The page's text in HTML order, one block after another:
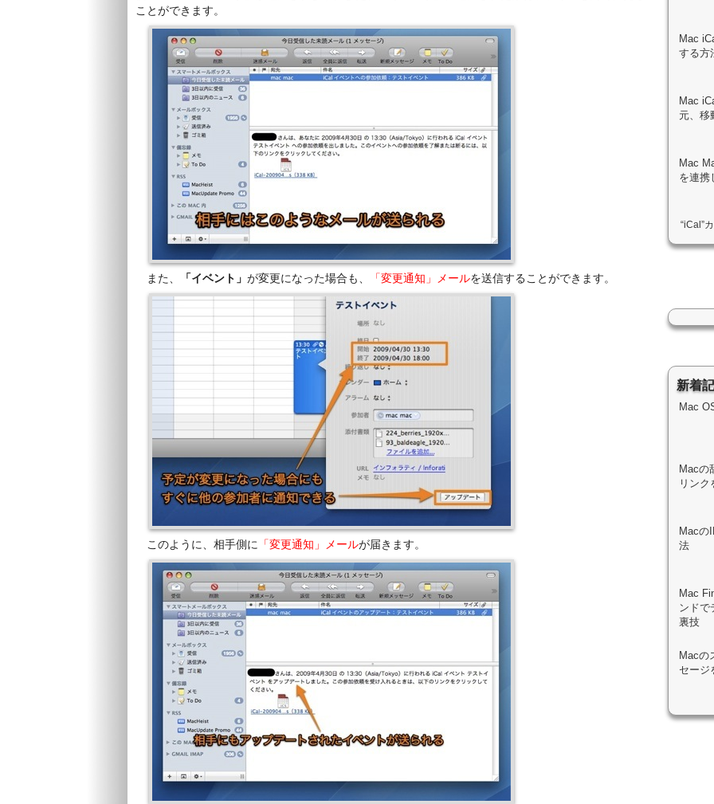
ことができます。
また、 「イベント」 が変更になった場合も、 「変更通知」メールを送信することができます。
このように、相手側に 「変更通知」メールが届きます。
Mac
する方
Mac
元、移
Mac
を連携
“iCal”
新着
Mac
Macの
リン
Macの
法
Mac
ンドで
裏技
Macの
セージ